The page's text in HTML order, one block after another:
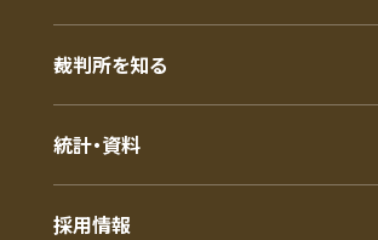
裁判所を知る
統計・資料
採用情報